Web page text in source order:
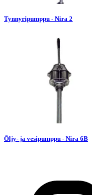
Tynnyripumppu - Nira 2
Öljy- ja vesipumppu - Nira 6B